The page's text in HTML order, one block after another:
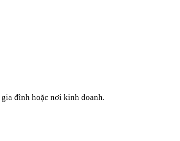
đình hoặc nơi kinh doanh.